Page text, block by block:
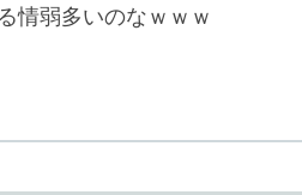
情弱多いのなｗｗｗ